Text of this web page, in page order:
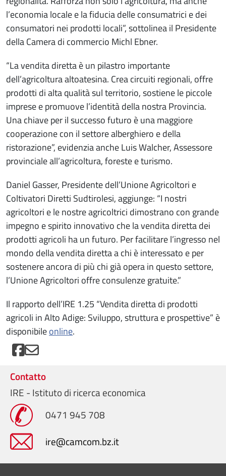
l’economia locale e la fiducia delle consumatrici e dei
consumatori nei prodotti locali”, sottolinea il Presidente
della Camera di commercio Michl Ebner.
“La vendita diretta è un pilastro importante
dell’agricoltura altoatesina. Crea circuiti regionali, offre
prodotti di alta qualità sul territorio, sostiene le piccole
imprese e promuove l’identità della nostra Provincia.
Una chiave per il successo futuro è una maggiore
cooperazione con il settore alberghiero e della
ristorazione”, evidenzia anche Luis Walcher, Assessore
provinciale all’agricoltura, foreste e turismo.
Daniel Gasser, Presidente dell’Unione Agricoltori e
Coltivatori Diretti Sudtirolesi, aggiunge: “I nostri
agricoltori e le nostre agricoltrici dimostrano con grande
impegno e spirito innovativo che la vendita diretta dei
prodotti agricoli ha un futuro. Per facilitare l’ingresso nel
mondo della vendita diretta a chi è interessato e per
sostenere ancora di più chi già opera in questo settore,
l’Unione Agricoltori offre consulenze gratuite.”
Il rapporto dell’IRE 1.25 “Vendita diretta di prodotti
agricoli in Alto Adige: Sviluppo, struttura e prospettive” è
disponibileonline.
Contatto
IRE - Istituto di ricerca economica
0471 945 708
ire@camcom.bz.it